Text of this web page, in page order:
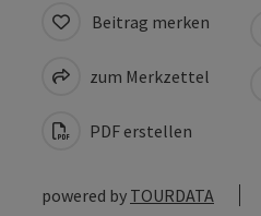
Beitrag merken
zum Merkzettel
PDF erstellen
powered by TOURDATA